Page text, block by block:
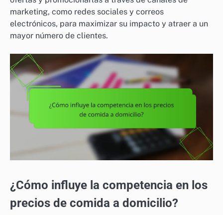
marketing, como redes sociales y correos
electrónicos, para maximizar su impacto y atraer a un
mayor número de clientes.
¿Cómo influye la competencia en los
precios de comida a domicilio?